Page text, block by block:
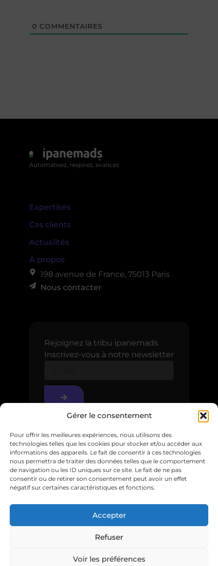
Gérer le consentement
Pour offrir les meilleures expériences, nous utilisons des
technologies telles que les cookies pour stocker et/ou accéder aux
informations des appareils. Le fait de consentir à ces technologies
nous permettra de traiter des données telles que le comportement
de navigation ou les ID uniques sur ce site. Le fait de ne pas
consentir ou de retirer son consentement peut avoir un effet
négatif sur certaines caractéristiques et fonctions.
Accepter
Refuser
Voir les préférences
0 COMMENTAIRES
Automatisez, respirez, avancez
Expertises
Cas clients
Actualités
À propos
198 avenue de France, 75013 Paris
Nous contacter
Rejoignez la tribu ipanemads
Inscrivez-vous à notre newsletter
© 2025
Mentions légales